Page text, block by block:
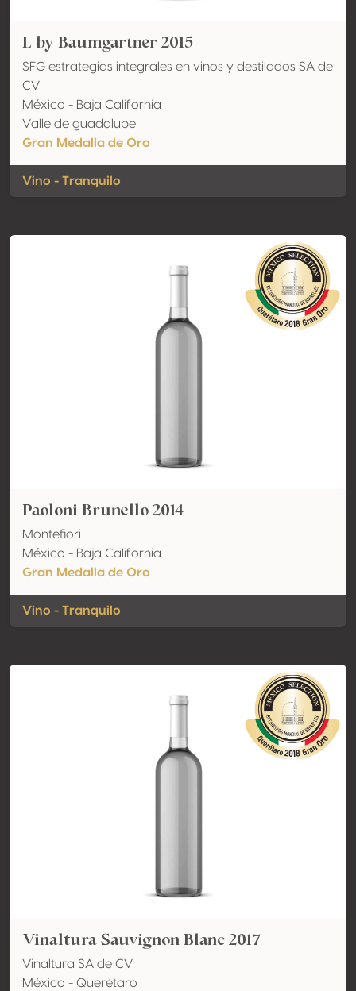
L by Baumgartner 2015
SFG estrategias integrales en vinos y destilados SA de
CV
México - Baja California
Valle de guadalupe
Gran Medalla de Oro
Vino - Tranquilo
Paoloni Brunello 2014
Montefiori
México - Baja California
Gran Medalla de Oro
Vino - Tranquilo
Vinaltura Sauvignon Blanc 2017
Vinaltura SA de CV
México - Querétaro